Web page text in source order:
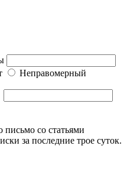
Неправомерный
письмо со статьями
за последние трое суток.